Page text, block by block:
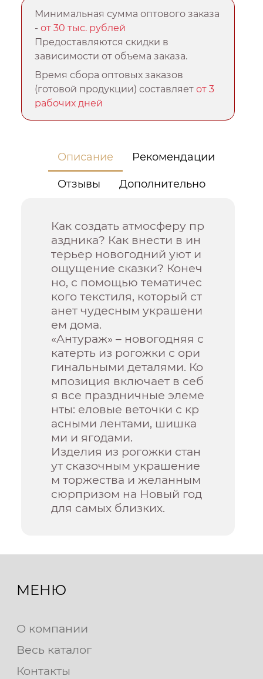
Минимальная сумма оптового заказа
-от 30 тыс. рублей
Предоставляются скидки в
зависимости от объема заказа.
Время сбора оптовых заказов
(готовой продукции) составляетот 3
рабочих дней
Описание Рекомендации
Отзывы Дополнительно
Как создать атмосферу пр
аздника? Как внести в ин
терьер новогодний уют и
ощущение сказки? Конеч
но, с помощью тематичес
кого текстиля, который ст
анет чудесным украшени
ем дома.
«Антураж» – новогодняя с
катерть из рогожки с ори
гинальными деталями. Ко
мпозиция включает в себ
я все праздничные элеме
нты: еловые веточки с кр
асными лентами, шишка
ми и ягодами.
Изделия из рогожки стан
ут сказочным украшение
м торжества и желанным
сюрпризом на Новый год
для самых близких.
МЕНЮ
О компании
Весь каталог
Контакты